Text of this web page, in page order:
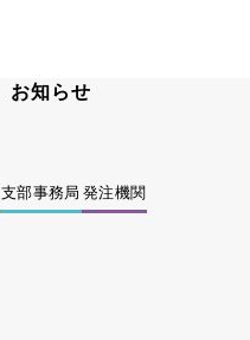
お知らせ
支部事務局 発注機関